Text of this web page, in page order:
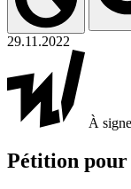
29.11.2022
À
Pétition pour